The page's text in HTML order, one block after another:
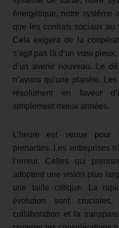
énergétique, notre système
que les contrats sociaux au
Cela exigera de la
s’agit pas là d’un vœu
d’un avenir nouveau. Le
n’avons qu’une planète.
résolument en faveur
simplement mieux armées.
L’heure est venue
prenantes. Les entreprises
l’erreur. Celles qui
adoptent une vision plus
une taille critique. La
évolution sont
collaboration et la